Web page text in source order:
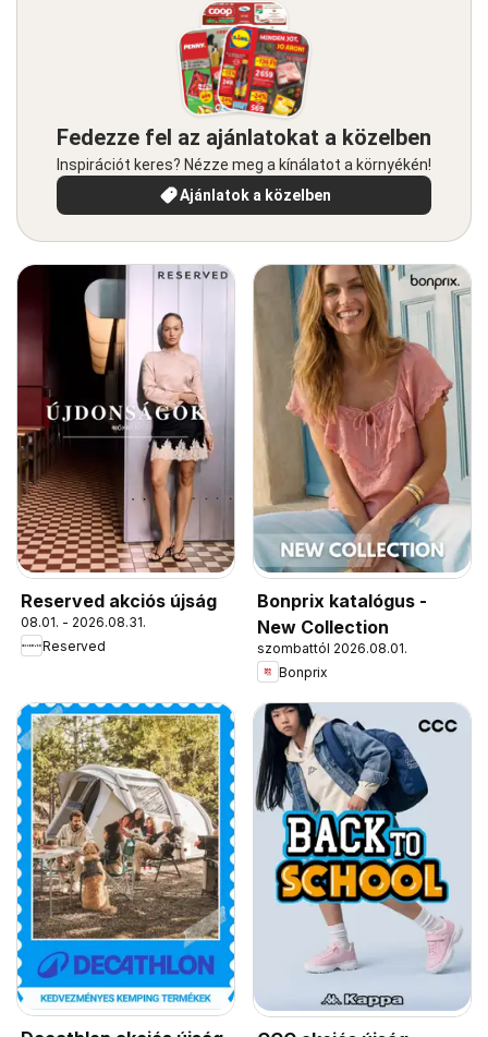
Fedezze fel az ajánlatokat a közelben
Inspirációt keres? Nézze meg a kínálatot a környékén!
Ajánlatok a közelben
Reserved akciós újság
08.01. - 2026.08.31.
Reserved
Bonprix katalógus -
New Collection
szombattól 2026.08.01.
Bonprix